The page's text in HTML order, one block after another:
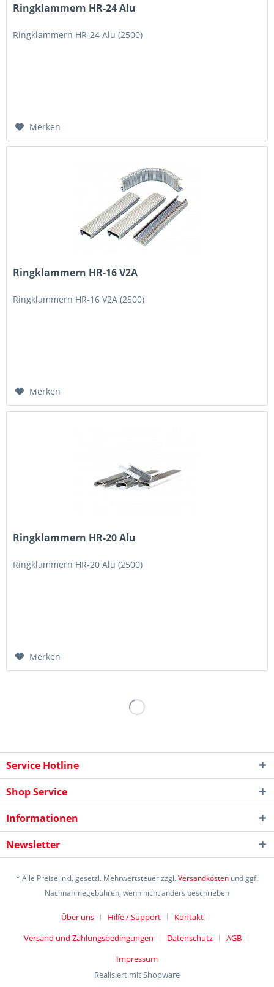
Ringklammern HR-24 Alu
Ringklammern HR-24 Alu (2500)
Merken
Ringklammern HR-16 V2A
Ringklammern HR-16 V2A (2500)
Merken
Ringklammern HR-20 Alu
Ringklammern HR-20 Alu (2500)
Merken
Service Hotline
Shop Service
Informationen
Newsletter
* Alle Preise inkl. gesetzl. Mehrwertsteuer zzgl.Versandkosten und ggf.
Nachnahmegebühren, wenn nicht anders beschrieben
Über uns Hilfe / Support
Kontakt
Versand und Zahlungsbedingungen
Datenschutz
AGB
Impressum
Realisiert mit Shopware